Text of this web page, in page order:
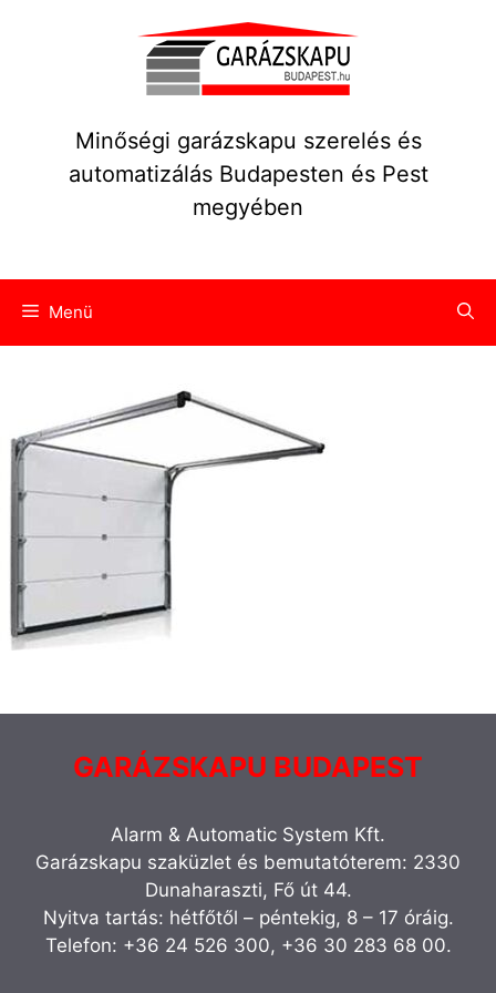
Minőségi garázskapu szerelés és
automatizálás Budapesten és Pest
megyében
Menü
GARÁZSKAPU BUDAPEST
Alarm & Automatic System Kft.
Garázskapu szaküzlet és bemutatóterem: 2330
Dunaharaszti, Fő út 44.
Nyitva tartás: hétfőtől – péntekig, 8 – 17 óráig.
Telefon: +36 24 526 300, +36 30 283 68 00.